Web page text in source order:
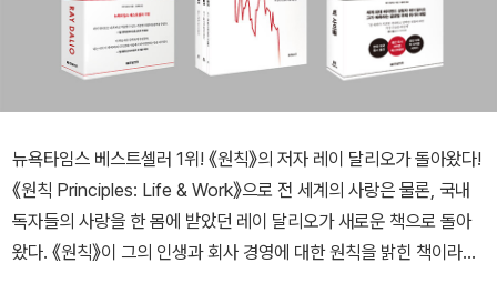
뉴욕타임스 베스트셀러 1위! 《원칙》의 저자 레이 달리오가 돌아왔다!
《원칙 Principles: Life & Work》으로 전 세계의 사랑은 물론, 국내
독자들의 사랑을 한 몸에 받았던 레이 달리오가 새로운 책으로 돌아
왔다. 《원칙》이 그의 인생과 회사 경영에 대한 원칙을 밝힌 책이라면,